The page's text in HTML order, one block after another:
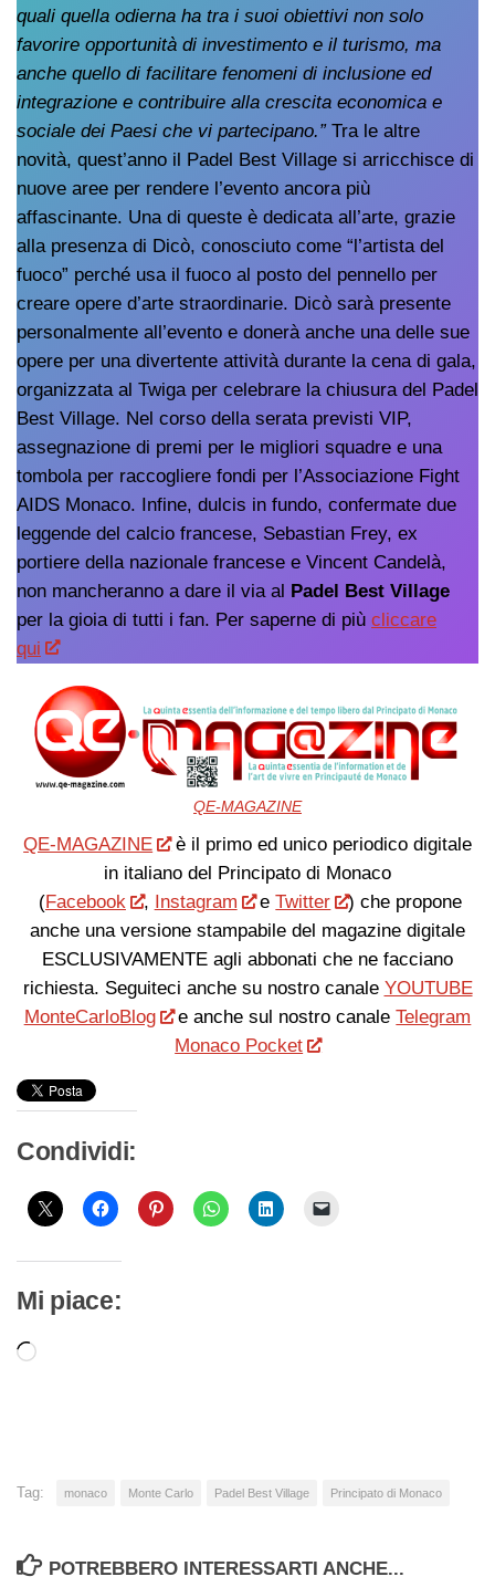
quali quella odierna ha tra i suoi obiettivi non solo
favorire opportunità di investimento e il turismo, ma
anche quello di facilitare fenomeni di inclusione ed
integrazione e contribuire alla crescita economica e
sociale dei Paesi che vi partecipano.”Tra le altre
novità, quest’anno il Padel Best Village si arricchisce di
nuove aree per rendere l’evento ancora più
affascinante. Una di queste è dedicata all’arte, grazie
alla presenza di Dicò, conosciuto come “l’artista del
fuoco” perché usa il fuoco al posto del pennello per
creare opere d’arte straordinarie. Dicò sarà presente
personalmente all’evento e donerà anche una delle sue
opere per una divertente attività durante la cena di gala,
organizzata al Twiga per celebrare la chiusura del Padel
Best Village. Nel corso della serata previsti VIP,
assegnazione di premi per le migliori squadre e una
tombola per raccogliere fondi per l’Associazione Fight
AIDS Monaco. Infine, dulcis in fundo, confermate due
leggende del calcio francese, Sebastian Frey, ex
portiere della nazionale francese e Vincent Candelà,
non mancheranno a dare il via al Padel Best Village
per la gioia di tutti i fan. Per saperne di più cliccare
qui
QE-MAGAZINE
QE-MAGAZINE
è il primo ed unico periodico digitale
in italiano del Principato di Monaco
(Facebook , Instagram eTwitter
) che propone
anche una versione stampabile del magazine digitale
ESCLUSIVAMENTE agli abbonati che ne facciano
richiesta. Seguiteci anche su nostro canale YOUTUBE
MonteCarloBlog
e anche sul nostro canaleTelegram
Monaco Pocket
Condividi:
Mi piace:
Caricamento
Tag: monaco Monte Carlo Padel Best Village Principato di Monaco
POTREBBERO INTERESSARTI ANCHE...